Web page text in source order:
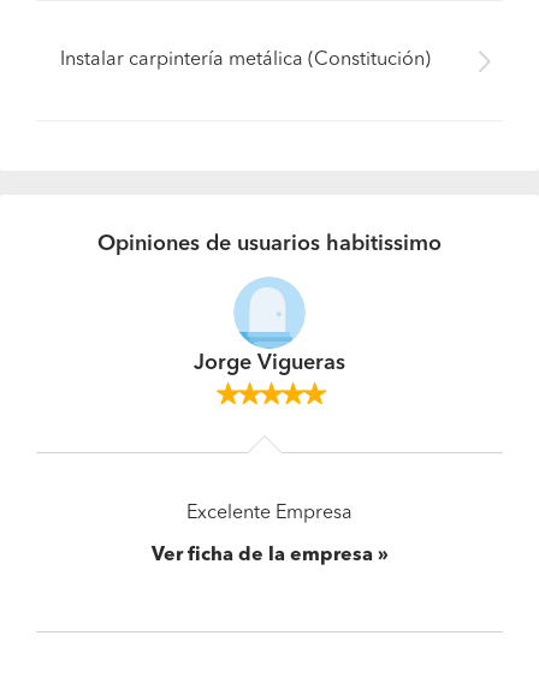
Instalar carpintería metálica (Constitución)
Opiniones de usuarios habitissimo
Jorge Vigueras
Excelente Empresa
Ver ficha de la empresa